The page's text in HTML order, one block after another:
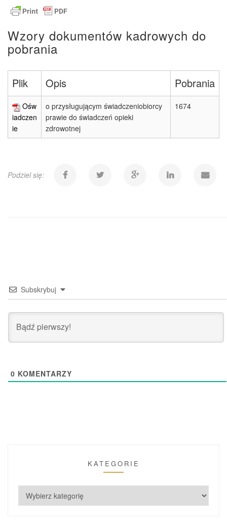
Wzory dokumentów kadrowych do
pobrania
Plik Opis Pobrania
Ośw
iadczen
ie
o przysługującym świadczeniobiorcy
prawie do świadczeń opieki
zdrowotnej
1674
Podziel się:
Subskrybuj
0 KOMENTARZY
KATEGORIE